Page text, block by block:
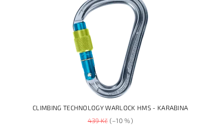
CLIMBING TECHNOLOGY WARLOCK HMS - KARABINA
439 Kč(–10 %)